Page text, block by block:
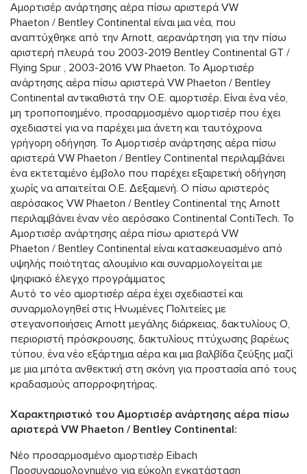
Αμορτισέρ ανάρτησης αέρα πίσω αριστερά VW
Phaeton / Bentley Continental είναι μια νέα, που
αναπτύχθηκε από την Arnott, αερανάρτηση για την πίσω
αριστερή πλευρά του 2003-2019 Bentley Continental GT /
Flying Spur , 2003-2016 VW Phaeton. Το Αμορτισέρ
ανάρτησης αέρα πίσω αριστερά VW Phaeton / Bentley
Continental αντικαθιστά την Ο.Ε. αμορτισέρ. Είναι ένα νέο,
μη τροποποιημένο, προσαρμοσμένο αμορτισέρ που έχει
σχεδιαστεί για να παρέχει μια άνετη και ταυτόχρονα
γρήγορη οδήγηση. Το Αμορτισέρ ανάρτησης αέρα πίσω
αριστερά VW Phaeton / Bentley Continental περιλαμβάνει
ένα εκτεταμένο έμβολο που παρέχει εξαιρετική οδήγηση
χωρίς να απαιτείται O.E. Δεξαμενή. Ο πίσω αριστερός
αερόσακος VW Phaeton / Bentley Continental της Arnott
περιλαμβάνει έναν νέο αερόσακο Continental ContiTech. Το
Αμορτισέρ ανάρτησης αέρα πίσω αριστερά VW
Phaeton / Bentley Continental είναι κατασκευασμένο από
υψηλής ποιότητας αλουμίνιο και συναρμολογείται με
ψηφιακό έλεγχο προγράμματος
Αυτό το νέο αμορτισέρ αέρα έχει σχεδιαστεί και
συναρμολογηθεί στις Ηνωμένες Πολιτείες με
στεγανοποιήσεις Arnott μεγάλης διάρκειας, δακτυλίους O,
περιοριστή πρόσκρουσης, δακτυλίους πτύχωσης βαρέως
τύπου, ένα νέο εξάρτημα αέρα και μια βαλβίδα ζεύξης μαζί
με μια μπότα ανθεκτική στη σκόνη για προστασία από τους
κραδασμούς απορροφητήρας.
Χαρακτηριστικό του Αμορτισέρ ανάρτησης αέρα πίσω
αριστερά VW Phaeton / Bentley Continental:
Νέο προσαρμοσμένο αμορτισέρ Eibach
Προσυναρμολογημένο για εύκολη εγκατάσταση